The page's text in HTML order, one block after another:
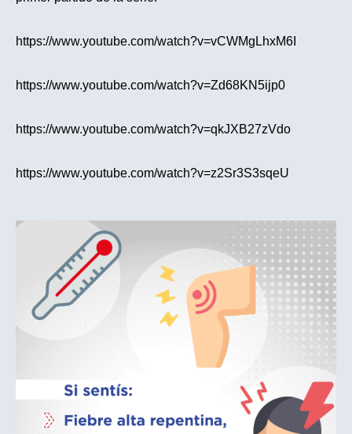
https://www.youtube.com/watch?v=vCWMgLhxM6I
https://www.youtube.com/watch?v=Zd68KN5ijp0
https://www.youtube.com/watch?v=qkJXB27zVdo
https://www.youtube.com/watch?v=z2Sr3S3sqeU